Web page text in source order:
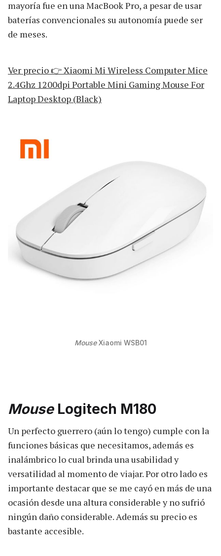
mayoría fue en una MacBook Pro, a pesar de usar
baterías convencionales su autonomía puede ser
de meses.
Ver precio 👉 Xiaomi Mi Wireless Computer Mice
2.4Ghz 1200dpi Portable Mini Gaming Mouse For
Laptop Desktop (Black)
MouseXiaomi WSB01
Mouse Logitech M180
Un perfecto guerrero (aún lo tengo) cumple con la
funciones básicas que necesitamos, además es
inalámbrico lo cual brinda una usabilidad y
versatilidad al momento de viajar. Por otro lado es
importante destacar que se me cayó en más de una
ocasión desde una altura considerable y no sufrió
ningún daño considerable. Además su precio es
bastante accesible.